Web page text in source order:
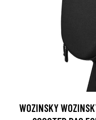
WOZINSKY